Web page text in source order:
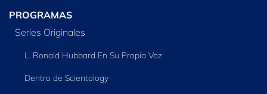
PROGRAMAS
Series Originales
L. Ronald Hubbard En Su Propia Voz
Dentro de Scientology